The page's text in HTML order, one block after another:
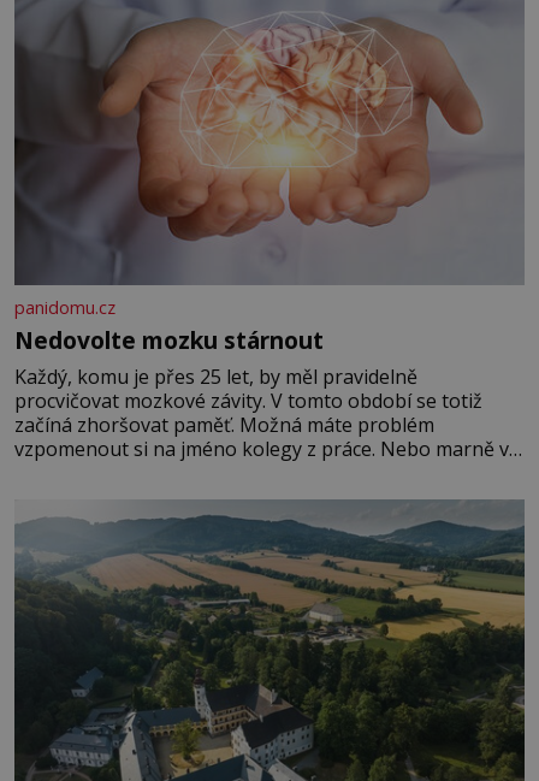
panidomu.cz
Nedovolte mozku stárnout
Každý, komu je přes 25 let, by měl pravidelně
procvičovat mozkové závity. V tomto období se totiž
začíná zhoršovat paměť. Možná máte problém
vzpomenout si na jméno kolegy z práce. Nebo marně v
Je to opravdu tak, s věkem jako kdyby se paměť
rozhodla stávkovat. Cvičte